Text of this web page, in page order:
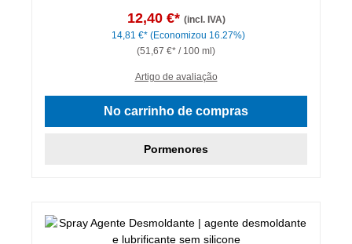
12,40 €* (incl. IVA)
14,81 €* (Economizou 16.27%)
(51,67 €* / 100 ml)
Artigo de avaliação
No carrinho de compras
Pormenores